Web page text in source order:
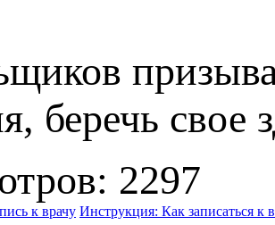
беречь
2297
к врачу Инструкция: Как записаться к